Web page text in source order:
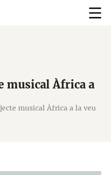
musical Àfrica a
musical Àfrica a la veu